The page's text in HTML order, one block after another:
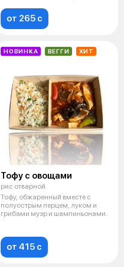
от 265 c
НОВИНКА ВЕГГИ ХИТ
Тофу с овощами
рис отварной
Тофу, обжаренный вместе с
полуострым перцем, луком и
грибами муэр и шампиньонами.
от 415 c